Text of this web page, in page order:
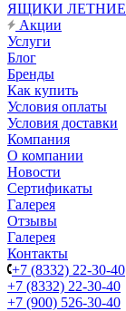
ЯЩИКИ ЛЕТНИЕ
Акции
Услуги
Блог
Бренды
Как купить
Условия оплаты
Условия доставки
Компания
О компании
Новости
Сертификаты
Галерея
Отзывы
Галерея
Контакты
+7 (8332) 22-30-40
+7 (8332) 22-30-40
+7 (900) 526-30-40